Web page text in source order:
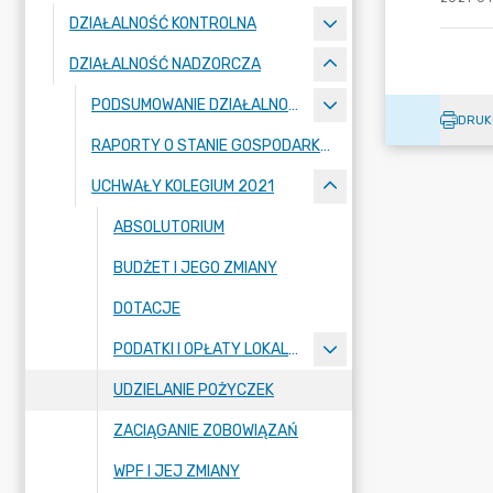
DZIAŁALNOŚĆ KONTROLNA
DZIAŁALNOŚĆ NADZORCZA
PODSUMOWANIE DZIAŁALNOŚCI NADZORCZEJ
RAPORTY O STANIE GOSPODARKI FINANSOWEJ
UCHWAŁY KOLEGIUM 2021
ABSOLUTORIUM
BUDŻET I JEGO ZMIANY
DOTACJE
PODATKI I OPŁATY LOKALNE
UDZIELANIE POŻYCZEK
ZACIĄGANIE ZOBOWIĄZAŃ
WPF I JEJ ZMIANY